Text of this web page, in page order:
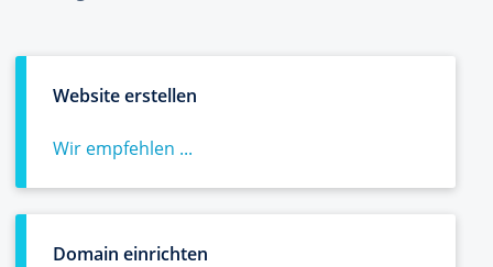
Website erstellen
Wir empfehlen ...
Domain einrichten